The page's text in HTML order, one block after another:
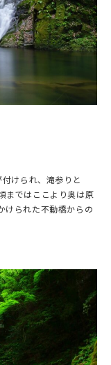
けられ、滝参りと
まではここより奥は原
けられた不動橋からの